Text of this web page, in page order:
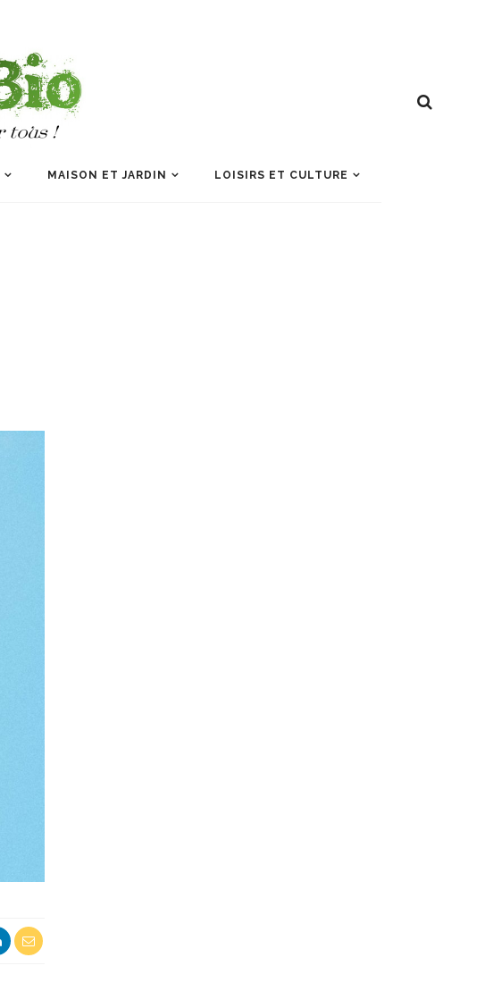
MAISON ET JARDIN LOISIRS ET CULTURE